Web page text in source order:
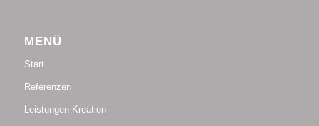
MENÜ
Start
Referenzen
Leistungen Kreation